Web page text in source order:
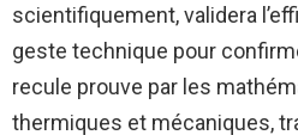
scientifiquement, validera
geste technique pour
recule prouve par les
thermiques et mécaniques,